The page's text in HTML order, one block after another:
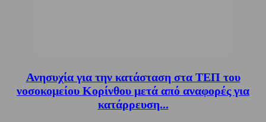
Ανησυχία για την κατάσταση στα ΤΕΠ του
νοσοκομείου Κορίνθου μετά από αναφορές για
κατάρρευση...